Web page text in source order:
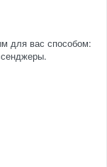
для вас способом: